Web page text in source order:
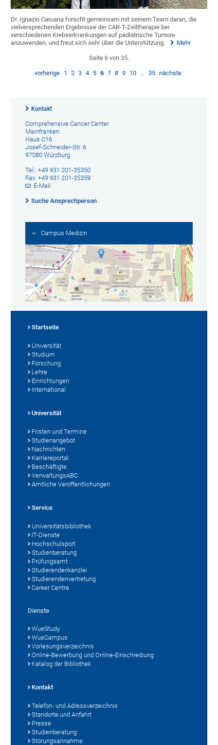
Dr. Ignazio Caruana forscht gemeinsam mit seinem Team daran, die
vielversprechenden Ergebnisse der CAR-T-Zelltherapie bei
verschiedenen Krebserkrankungen auf pädiatrische Tumore
anzuwenden, und freut sich sehr über die Unterstützung.
Mehr
Seite 6 von 35.
vorherige 1 2 3 4 5 6 7 8 9 10 … 35 nächste
Kontakt
Comprehensive Cancer Center
Mainfranken
Haus C16
Josef-Schneider-Str. 6
97080 Würzburg
Tel.: +49 931 201-35350
Fax: +49 931 201-35359
E-Mail
Suche Ansprechperson
Campus Medizin
Startseite
Universität
Studium
Forschung
Lehre
Einrichtungen
International
Universität
Fristen und Termine
Studienangebot
Nachrichten
Karriereportal
Beschäftigte
VerwaltungsABC
Amtliche Veröffentlichungen
Service
Universitätsbibliothek
IT-Dienste
Hochschulsport
Studienberatung
Prüfungsamt
Studierendenkanzlei
Studierendenvertretung
Career Centre
Dienste
WueStudy
WueCampus
Vorlesungsverzeichnis
Online-Bewerbung und Online-Einschreibung
Katalog der Bibliothek
Kontakt
Telefon- und Adressverzeichnis
Standorte und Anfahrt
Presse
Studienberatung
Störungsannahme